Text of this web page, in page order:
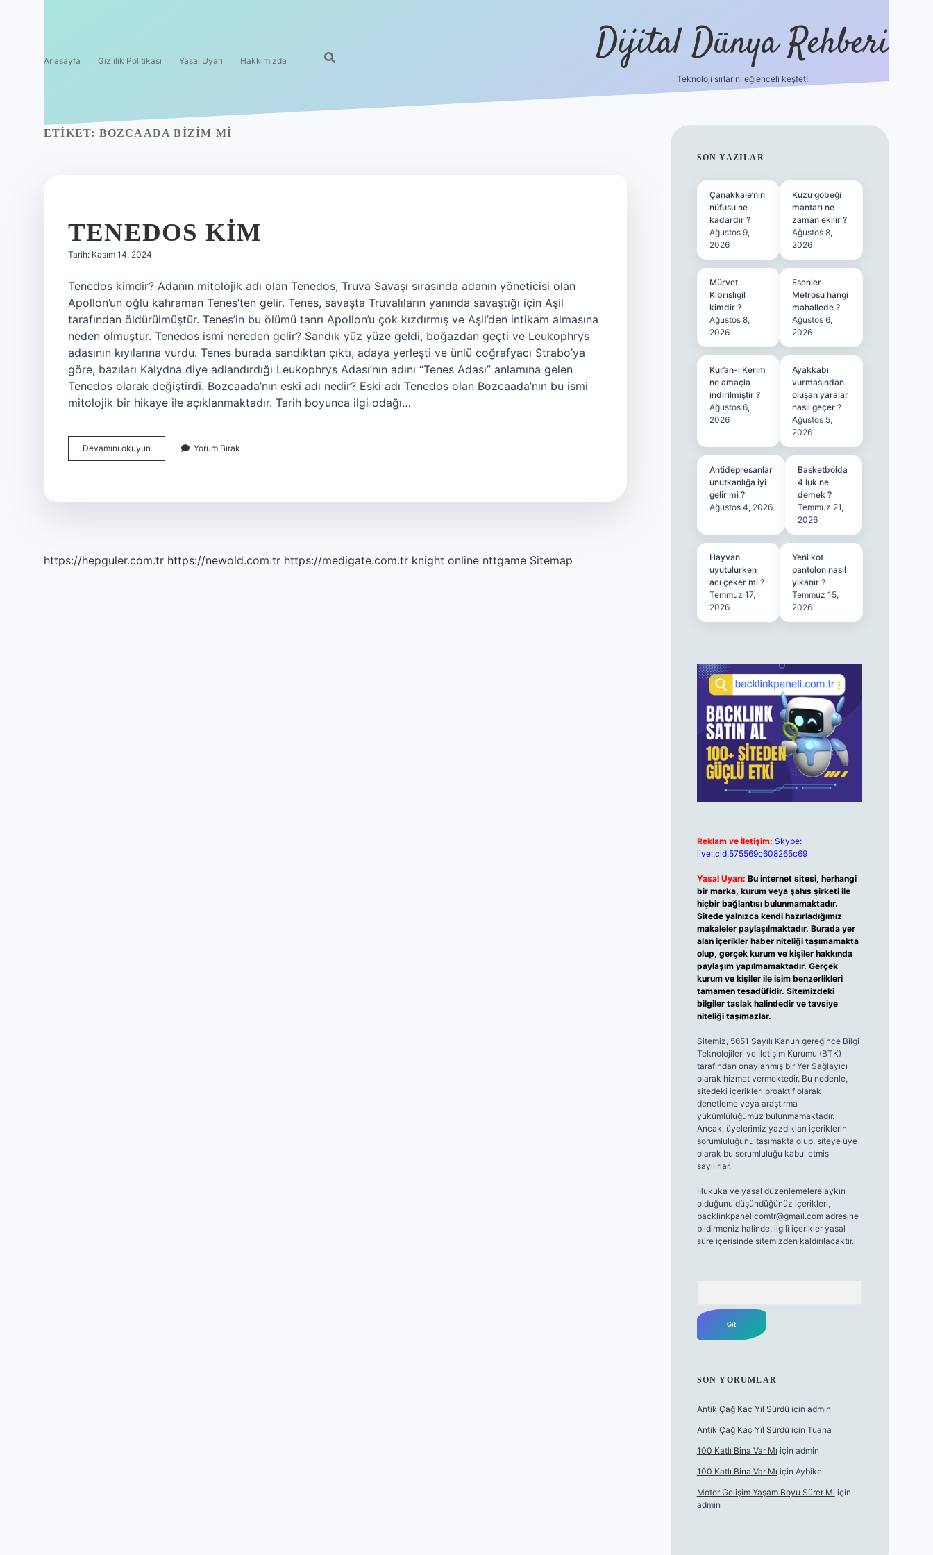
Anasayfa Gizlilik Politikası Yasal Uyarı Hakkımızda Dijital Dünya Rehberi
Teknoloji sırlarını eğlenceli keşfet!
ETIKET: BOZCAADA BIZIM MI
TENEDOS KIM
Tarih: Kasım 14, 2024
Tenedos kimdir? Adanın mitolojik adı olan Tenedos, Truva Savaşı sırasında adanın yöneticisi olan
Apollon’un oğlu kahraman Tenes’ten gelir. Tenes, savaşta Truvalıların yanında savaştığı için Aşil
tarafından öldürülmüştür. Tenes’in bu ölümü tanrı Apollon’u çok kızdırmış ve Aşil’den intikam almasına
neden olmuştur. Tenedos ismi nereden gelir? Sandık yüz yüze geldi, boğazdan geçti ve Leukophrys
adasının kıyılarına vurdu. Tenes burada sandıktan çıktı, adaya yerleşti ve ünlü coğrafyacı Strabo’ya
göre, bazıları Kalydna diye adlandırdığı Leukophrys Adası’nın adını “Tenes Adası” anlamına gelen
Tenedos olarak değiştirdi. Bozcaada’nın eski adı nedir? Eski adı Tenedos olan Bozcaada’nın bu ismi
mitolojik bir hikaye ile açıklanmaktadır. Tarih boyunca ilgi odağı…
Devamını okuyun Tenedos
Kim
Yorum Bırak
https://hepguler.com.tr https://newold.com.tr https://medigate.com.tr knight online nttgame Sitemap
SIDEBAR
SON YAZILAR
Çanakkale’nin
nüfusu ne
kadardır ?
Ağustos 9,
2026
Kuzu göbeği
mantarı ne
zaman ekilir ?
Ağustos 8,
2026
Mürvet
Kıbrıslıgil
kimdir ?
Ağustos 8,
2026
Esenler
Metrosu hangi
mahallede ?
Ağustos 6,
2026
Kur’an-ı Kerim
ne amaçla
indirilmiştir ?
Ağustos 6,
2026
Ayakkabı
vurmasından
oluşan yaralar
nasıl geçer ?
Ağustos 5,
2026
Antidepresanlar
unutkanlığa iyi
gelir mi ?
Ağustos 4, 2026
Basketbolda
4 luk ne
demek ?
Temmuz 21,
2026
Hayvan
uyutulurken
acı çeker mi ?
Temmuz 17,
2026
Yeni kot
pantolon nasıl
yıkanır ?
Temmuz 15,
2026
Reklam ve İletişim: Skype:
live:.cid.575569c608265c69
Yasal Uyarı: Bu internet sitesi, herhangi
bir marka, kurum veya şahıs şirketi ile
hiçbir bağlantısı bulunmamaktadır.
Sitede yalnızca kendi hazırladığımız
makaleler paylaşılmaktadır. Burada yer
alan içerikler haber niteliği taşımamakta
olup, gerçek kurum ve kişiler hakkında
paylaşım yapılmamaktadır. Gerçek
kurum ve kişiler ile isim benzerlikleri
tamamen tesadüfidir. Sitemizdeki
bilgiler taslak halindedir ve tavsiye
niteliği taşımazlar.
Sitemiz, 5651 Sayılı Kanun gereğince Bilgi
Teknolojileri ve İletişim Kurumu (BTK)
tarafından onaylanmış bir Yer Sağlayıcı
olarak hizmet vermektedir. Bu nedenle,
sitedeki içerikleri proaktif olarak
denetleme veya araştırma
yükümlülüğümüz bulunmamaktadır.
Ancak, üyelerimiz yazdıkları içeriklerin
sorumluluğunu taşımakta olup, siteye üye
olarak bu sorumluluğu kabul etmiş
sayılırlar.
Hukuka ve yasal düzenlemelere aykırı
olduğunu düşündüğünüz içerikleri,
backlinkpanelicomtr@gmail.comadresine
bildirmeniz halinde, ilgili içerikler yasal
süre içerisinde sitemizden kaldırılacaktır.
SON YORUMLAR
Antik Çağ Kaç Yıl Sürdü için admin
Antik Çağ Kaç Yıl Sürdü için Tuana
100 Katlı Bina Var Mı için admin
100 Katlı Bina Var Mı için Aybike
Motor Gelişim Yaşam Boyu Sürer Mi için
admin
tulipbet